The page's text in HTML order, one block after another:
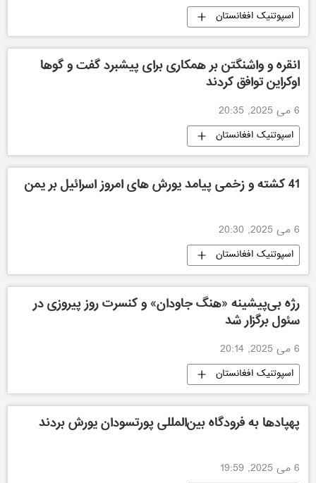
اسپوتنیک افغانستان
انقره و واشنگتن بر همکاری برای پیشبرد گفت و گوها
اوکراین توافق کردند
6 می 2025, 20:35
اسپوتنیک افغانستان
41 کشته و زخمی پیامد یورش های امروز اسرائیل بر یمن
6 می 2025, 20:30
اسپوتنیک افغانستان
رژه بی‌پیشینه «هنگ جاودان» و کنسرت روز پیروزی در
سئول برگزار شد
6 می 2025, 20:14
اسپوتنیک افغانستان
پهپادها به فرودگاه بین‌المللی پورتسودان یورش بردند
6 می 2025, 19:59